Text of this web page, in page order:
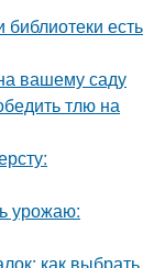
есть
вашему саду
тлю на
урожаю: